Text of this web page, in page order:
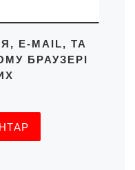
E-MAIL, ТА
БРАУЗЕРІ